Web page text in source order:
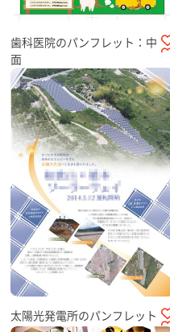
歯科医院のパンフレット：中
面
太陽光発電所のパンフレット